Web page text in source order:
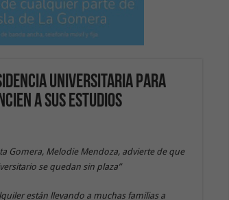
universitaria para
a sus estudios
Gomera, Melodie Mendoza, advierte de que
se quedan sin plaza”
están llevando a muchas familias a